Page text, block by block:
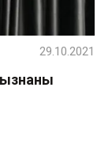
29.10.2021